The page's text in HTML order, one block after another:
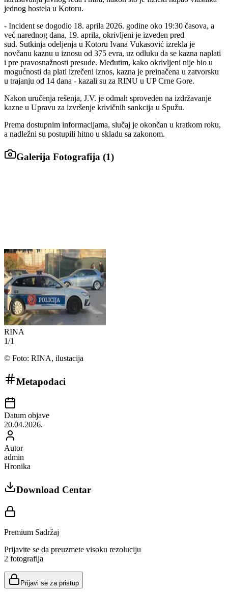
jednog hostela u Kotoru.
- Incident se dogodio 18. aprila 2026. godine oko 19:30 časova, a
već narednog dana, 19. aprila, okrivljeni je izveden pred
sud. Sutkinja odeljenja u Kotoru Ivana Vukasović izrekla je
novčanu kaznu u iznosu od 375 evra, uz odluku da se kazna naplati
i pre pravosnažnosti presude. Međutim, kako okrivljeni nije bio u
mogućnosti da plati izrečeni iznos, kazna je preinačena u zatvorsku
u trajanju od 14 dana - kazali su za RINU u UP Crne Gore.
Nakon uručenja rešenja, J.V. je odmah sproveden na izdržavanje
kazne u Upravu za izvršenje krivičnih sankcija u Spužu.
Prema dostupnim informacijama, slučaj je okončan u kratkom roku,
a nadležni su postupili hitno u skladu sa zakonom.
Galerija Fotografija (1)
RINA
1/1
© Foto: RINA, ilustacija
Metapodaci
Datum objave
20.04.2026.
Autor
admin
Hronika
Download Centar
Premium Sadržaj
Prijavite se da preuzmete visoku rezoluciju
2 fotografija
Prijavi se za pristup